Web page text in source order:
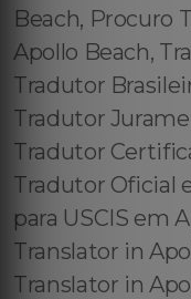
Beach, Procuro
Apollo Beach,
Tradutor
Tradutor
Tradutor
Tradutor Oficial
para USCIS em
Translator in
Translator in